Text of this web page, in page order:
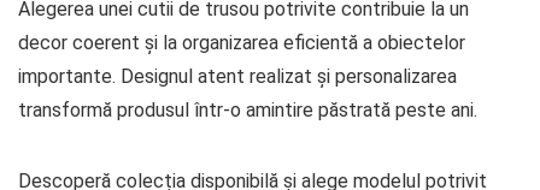
Alegerea unei cutii de trusou potrivite contribuie la un
decor coerent și la organizarea eficientă a obiectelor
importante. Designul atent realizat și personalizarea
transformă produsul într-o amintire păstrată peste ani.
Descoperă colecția disponibilă și alege modelul potrivit